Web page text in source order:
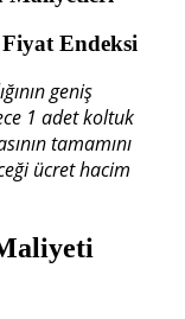
Endeksi
geniş
1 adet koltuk
tamamını
ücret hacim